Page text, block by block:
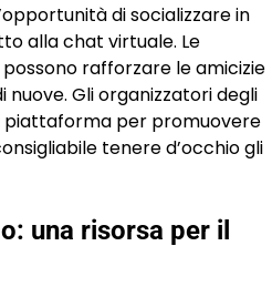
di socializzare in
alla chat virtuale. Le
rafforzare le amicizie
Gli organizzatori degli
piattaforma per promuovere
tenere d’occhio gli
una risorsa per il